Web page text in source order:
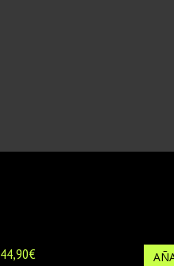
44,90€